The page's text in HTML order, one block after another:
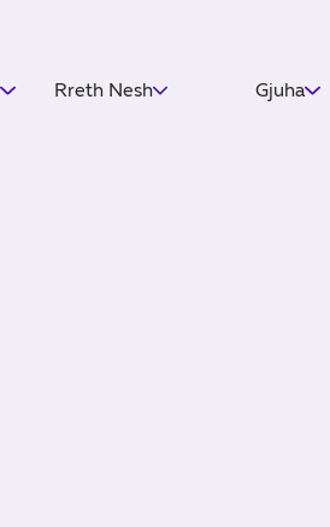
Rreth Nesh Gjuha